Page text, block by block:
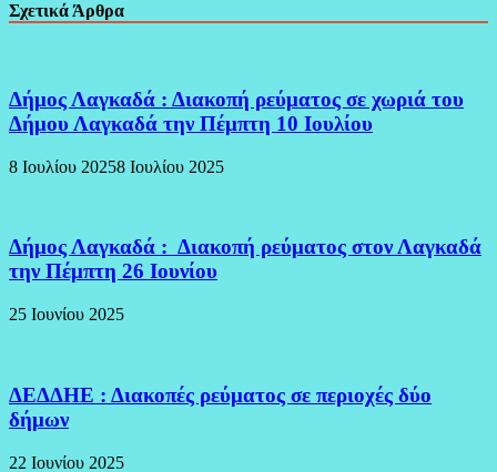
Σχετικά Άρθρα
Δήμος Λαγκαδά : Διακοπή ρεύματος σε χωριά του
Δήμου Λαγκαδά την Πέμπτη 10 Ιουλίου
8 Ιουλίου 20258 Ιουλίου 2025
Δήμος Λαγκαδά : Διακοπή ρεύματος στον Λαγκαδά
την Πέμπτη 26 Ιουνίου
25 Ιουνίου 2025
ΔΕΔΔΗΕ : Διακοπές ρεύματος σε περιοχές δύο
δήμων
22 Ιουνίου 2025